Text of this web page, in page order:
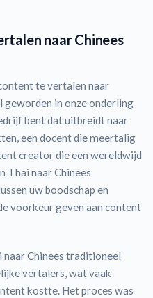
naar Chinees
te vertalen naar
geworden in onze onderling
bent dat uitbreidt naar
een docent die meertalig
creator die een wereldwijd
Thai naar Chinees
uw boodschap en
voorkeur geven aan content
Chinees traditioneel
vertalers, wat vaak
kostte. Het proces was